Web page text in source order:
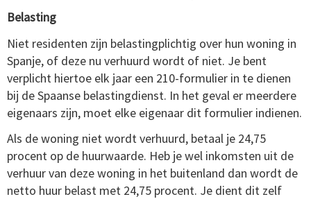
Belasting
Niet residenten zijn belastingplichtig over hun woning in
Spanje, of deze nu verhuurd wordt of niet. Je bent
verplicht hiertoe elk jaar een 210-formulier in te dienen
bij de Spaanse belastingdienst. In het geval er meerdere
eigenaars zijn, moet elke eigenaar dit formulier indienen.
Als de woning niet wordt verhuurd, betaal je 24,75
procent op de huurwaarde. Heb je wel inkomsten uit de
verhuur van deze woning in het buitenland dan wordt de
netto huur belast met 24,75 procent. Je dient dit zelf